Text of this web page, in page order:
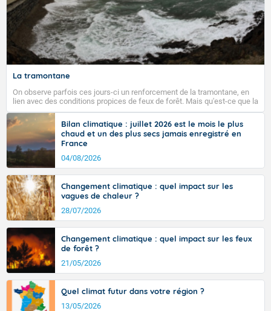
La tramontane
On observe parfois ces jours-ci un renforcement de la tramontane, en
lien avec des conditions propices de feux de forêt. Mais qu'est-ce que la
tramontane ? Quelles sont ses caractéristiques ? La tramontane est un
vent turbulent soufflant de secteur nord-ouest à nord, ou ouest à nord-
ouest, dans un secteur qui part du Roussillon à la vallée de l’Aude et à
l’ouest de l’Hérault. L’étymologie de ce vent vient du latin trasmontanus,
signifiant au-delà des monts, en allusion aux régions montagneuses
d’où provient ce vent.
Bilan climatique : juillet 2026 est le mois le plus
chaud et un des plus secs jamais enregistré en
France
04/08/2026
Changement climatique : quel impact sur les
vagues de chaleur ?
28/07/2026
Changement climatique : quel impact sur les feux
de forêt ?
21/05/2026
Quel climat futur dans votre région ?
13/05/2026